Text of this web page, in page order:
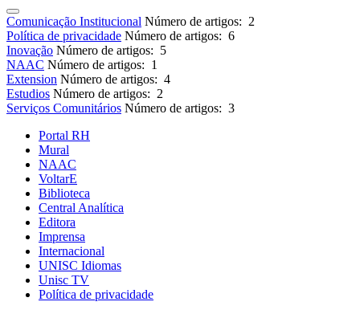
Comunicação Institucional Número de artigos: 2
Política de privacidade Número de artigos: 6
Inovação Número de artigos: 5
NAAC Número de artigos: 1
Extension Número de artigos: 4
Estudios Número de artigos: 2
Serviços Comunitários Número de artigos: 3
Portal RH
Mural
NAAC
VoltarE
Biblioteca
Central Analítica
Editora
Imprensa
Internacional
UNISC Idiomas
Unisc TV
Política de privacidade